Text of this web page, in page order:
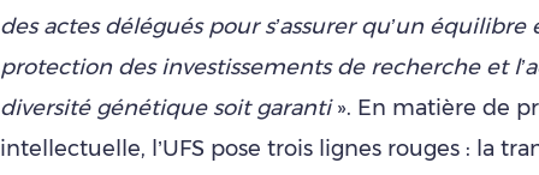
des actes délégués pour s’assurer qu’un équilibre
protection des investissements de recherche et
diversité génétique soit garanti». En matière de
intellectuelle, l’UFS pose trois lignes rouges : la